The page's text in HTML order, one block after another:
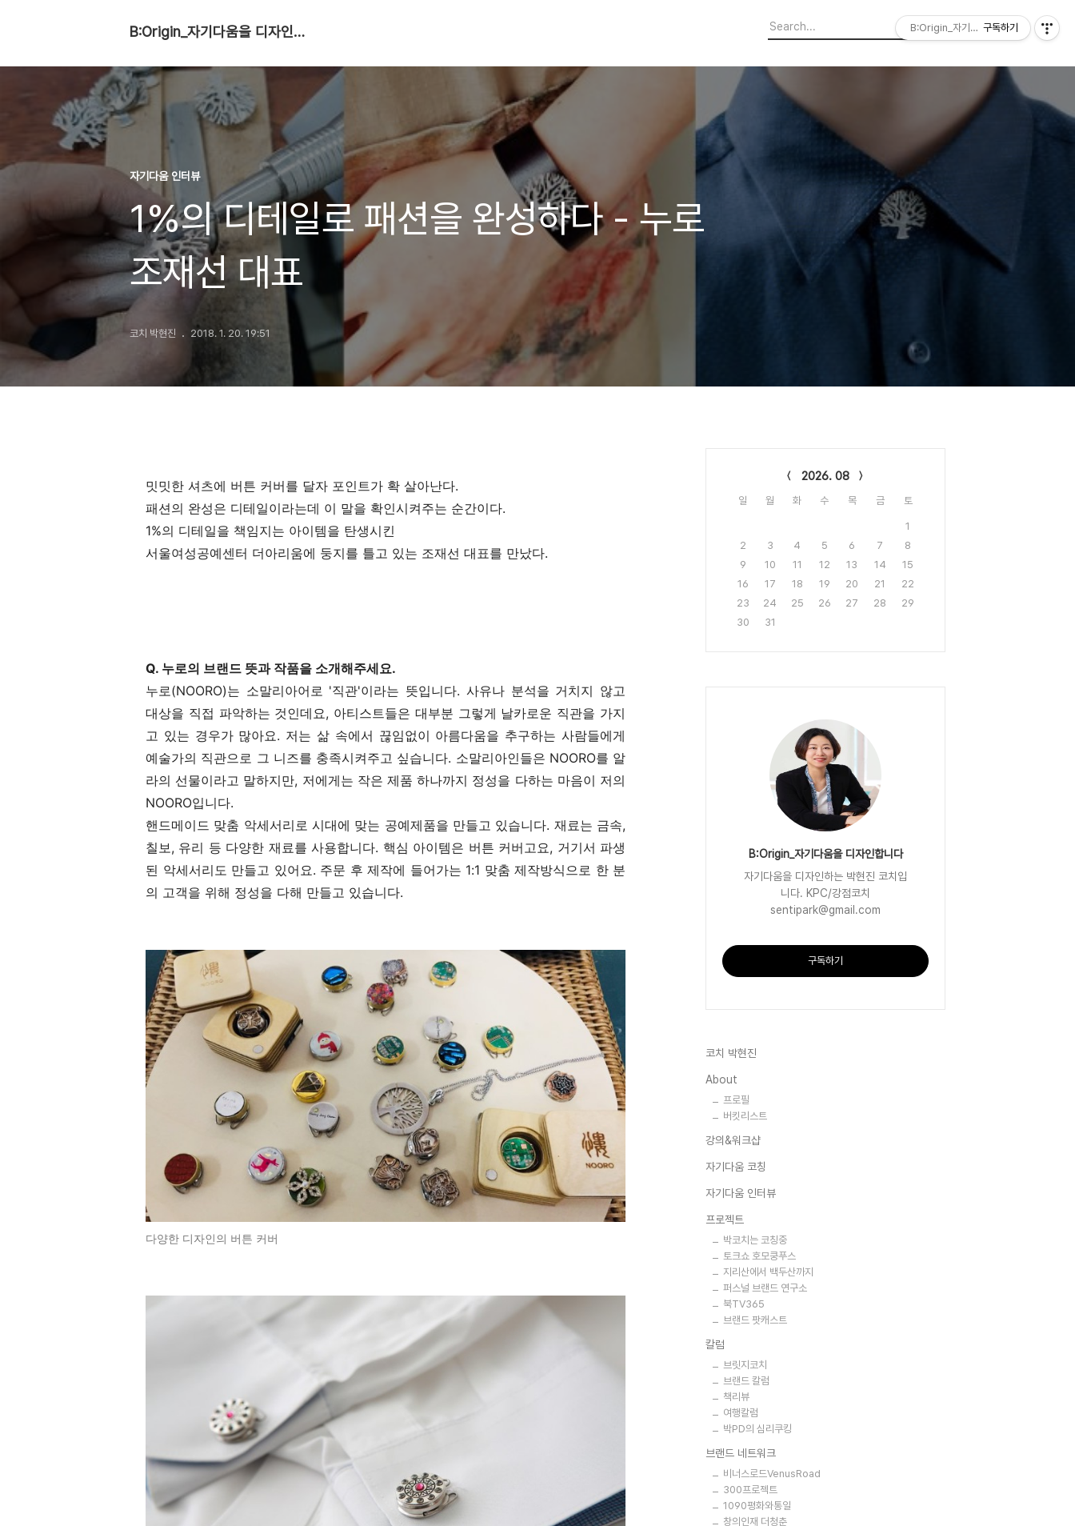
B:Origin_자기다움을 디자인합니다
자기다움 인터뷰
1%의 디테일로 패션을 완성하다 - 누로
조재선 대표
코치 박현진 2018. 1. 20. 19:51
밋밋한 셔츠에 버튼 커버를 달자 포인트가 확 살아난다.
패션의 완성은 디테일이라는데 이 말을 확인시켜주는 순간이다.
1%의 디테일을 책임지는 아이템을 탄생시킨
서울여성공예센터 더아리움에 둥지를 틀고 있는 조재선 대표를 만났다.
Q. 누로의 브랜드 뜻과 작품을 소개해주세요.
누로(NOORO)는 소말리아어로 '직관'이라는 뜻입니다. 사유나 분석을 거치지 않고
대상을 직접 파악하는 것인데요, 아티스트들은 대부분 그렇게 날카로운 직관을 가지
고 있는 경우가 많아요. 저는 삶 속에서 끊임없이 아름다움을 추구하는 사람들에게
예술가의 직관으로 그 니즈를 충족시켜주고 싶습니다. 소말리아인들은 NOORO를 알
라의 선물이라고 말하지만, 저에게는 작은 제품 하나까지 정성을 다하는 마음이 저의
NOORO입니다.
핸드메이드 맞춤 악세서리로 시대에 맞는 공예제품을 만들고 있습니다. 재료는 금속,
칠보, 유리 등 다양한 재료를 사용합니다. 핵심 아이템은 버튼 커버고요, 거기서 파생
된 악세서리도 만들고 있어요. 주문 후 제작에 들어가는 1:1 맞춤 제작방식으로 한 분
의 고객을 위해 정성을 다해 만들고 있습니다.
다양한 디자인의 버튼 커버
2026. 08
일 월 화 수 목 금 토
1
2
3 4 5 6 7
8
9
10 11 12 13 14
15
16
17 18 19 20 21
22
23
24 25 26 27 28
29
30
31
B:Origin_자기다움을 디자인합니다
자기다움을 디자인하는 박현진 코치입
니다. KPC/강점코치
sentipark@gmail.com
구독하기
코치 박현진
About
프로필
버킷리스트
강의&워크샵
자기다움 코칭
자기다움 인터뷰
프로젝트
박코치는 코칭중
토크쇼 호모쿵푸스
지리산에서 백두산까지
퍼스널 브랜드 연구소
북TV365
브랜드 팟캐스트
칼럼
브릿지코치
브랜드 칼럼
책리뷰
여행칼럼
박PD의 심리쿠킹
브랜드 네트워크
비너스로드VenusRoad
300프로젝트
1090평화와통일
창의인재 더청춘
B:Origin_자기다움을 디자인합니다
구독하기